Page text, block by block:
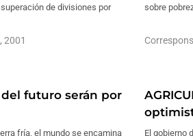
de divisiones por
2001
sobre
del futuro serán por
fría, el mundo se encamina
El gobierno